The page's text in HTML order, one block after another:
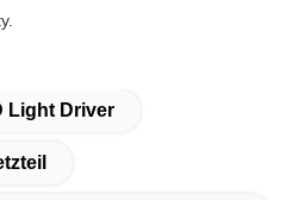
Light Driver